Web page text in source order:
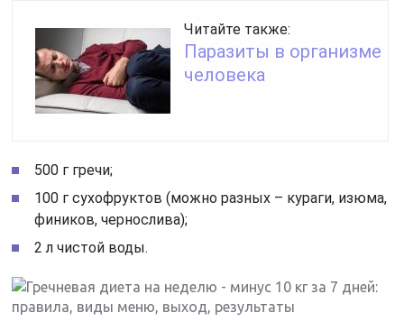
Читайте также:
Паразиты в организме
человека
500 г гречи;
100 г сухофруктов (можно разных – кураги, изюма,
фиников, чернослива);
2 л чистой воды.